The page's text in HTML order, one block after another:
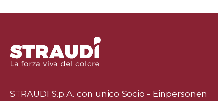
STRAUDI S.p.A. con unico Socio - Einpersonen